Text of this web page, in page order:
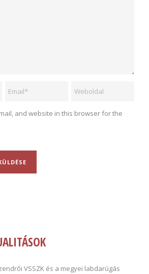
and website in this browser for the
VSSZK és a megyei labdarúgás